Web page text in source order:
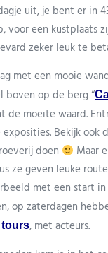
uit, je bent er in
voor een kustplaats
zeker leuk te
met een mooie
boven op de berg “
de moeite waard.
Bekijk ook
doen
Maar
ze geven leuke
met een start
op zaterdagen
tours, met acteurs.